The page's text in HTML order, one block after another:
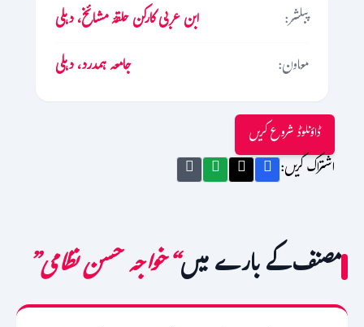
پبلشر:
ابن عربی کارکن حلقۂ مشائخ، دہلی
معاون:
جامعہ ہمدرد، دہلی
ڈاؤنلوڈ شروع کریں
اشتراک کریں:
مصنف کے بارے میں“خواجہ حسن نظامی”